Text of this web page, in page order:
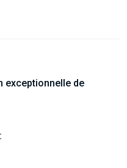
exceptionnelle de